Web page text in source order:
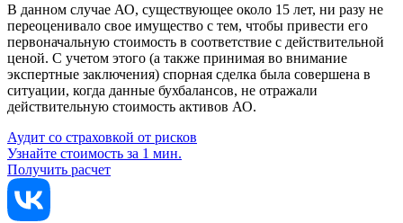
В данном случае АО, существующее около 15 лет, ни разу не
переоценивало свое имущество с тем, чтобы привести его
первоначальную стоимость в соответствие с действительной
ценой. С учетом этого (а также принимая во внимание
экспертные заключения) спорная сделка была совершена в
ситуации, когда данные бухбалансов, не отражали
действительную стоимость активов АО.
Аудит со страховкой от рисков
Узнайте стоимость за 1 мин.
Получить расчет